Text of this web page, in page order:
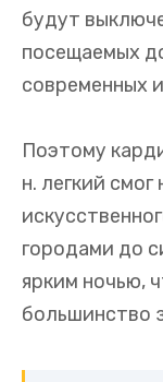
будут
посещаемых
современных
Поэтому
н. легкий
городами до
ярким ночью,
большинство